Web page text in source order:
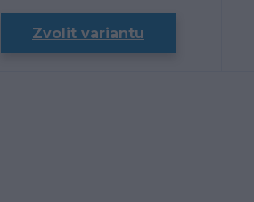
Zvolit variantu